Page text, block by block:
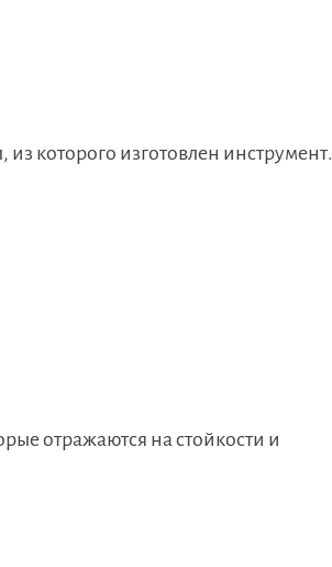
которого изготовлен инструмент.
отражаются на стойкости и